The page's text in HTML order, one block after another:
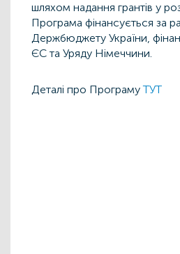
шляхом надання грантів у
Програма фінансується за
Держбюджету України,
ЄС та Уряду Німеччини.
Деталі про ПрограмуТУТ